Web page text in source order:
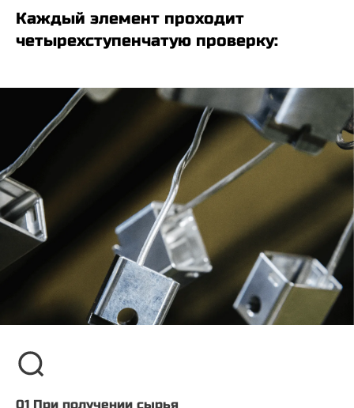
Каждый элемент проходит
четырехступенчатую проверку:
01 При получении сырья